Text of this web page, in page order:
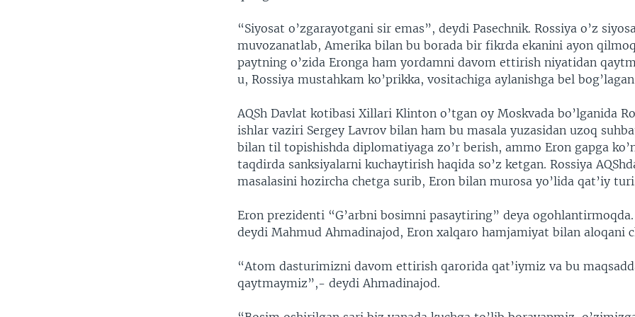
“Siyosat o’zgarayotgani sir emas”, deydi Pasechnik. Rossiya o’z
muvozanatlab, Amerika bilan bu borada bir fikrda ekanini ayon
paytning o’zida Eronga ham yordamni davom ettirish niyatidan
u, Rossiya mustahkam ko’prikka, vositachiga aylanishga bel
AQSh Davlat kotibasi Xillari Klinton o’tgan oy Moskvada bo’lganida
ishlar vaziri Sergey Lavrov bilan ham bu masala yuzasidan uzoq
bilan til topishishda diplomatiyaga zo’r berish, ammo Eron gapga
taqdirda sanksiyalarni kuchaytirish haqida so’z ketgan. Rossiya
masalasini hozircha chetga surib, Eron bilan murosa yo’lida qat’iy
Eron prezidenti “G’arbni bosimni pasaytiring” deya
deydi Mahmud Ahmadinajod, Eron xalqaro hamjamiyat bilan aloqani
“Atom dasturimizni davom ettirish qarorida qat’iymiz va bu
qaytmaymiz”,- deydi Ahmadinajod.